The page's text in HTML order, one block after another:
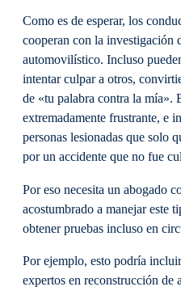
Como es de esperar, los
cooperan con la investigación
automovilístico. Incluso
intentar culpar a otros,
de «tu palabra contra la mía».
extremadamente frustrante, e
personas lesionadas que solo
por un accidente que no fue
Por eso necesita un abogado
acostumbrado a manejar este
obtener pruebas incluso en
Por ejemplo, esto podría
expertos en reconstrucción de